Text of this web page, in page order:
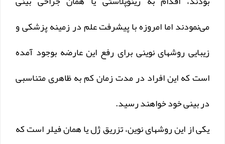
می‌نمودند اما امروزه با پیشرفت علم در زمینه پزشکی و
زیبایی روشهای نوینی برای رفع این عارضه بوجود آمده‌
است که این افراد در مدت زمان کم به ظاهری متناسبی
در بینی خود خواهند‌ رسید.
یکی از این روشهای نوین، تزریق ژل یا همان فیلر است که